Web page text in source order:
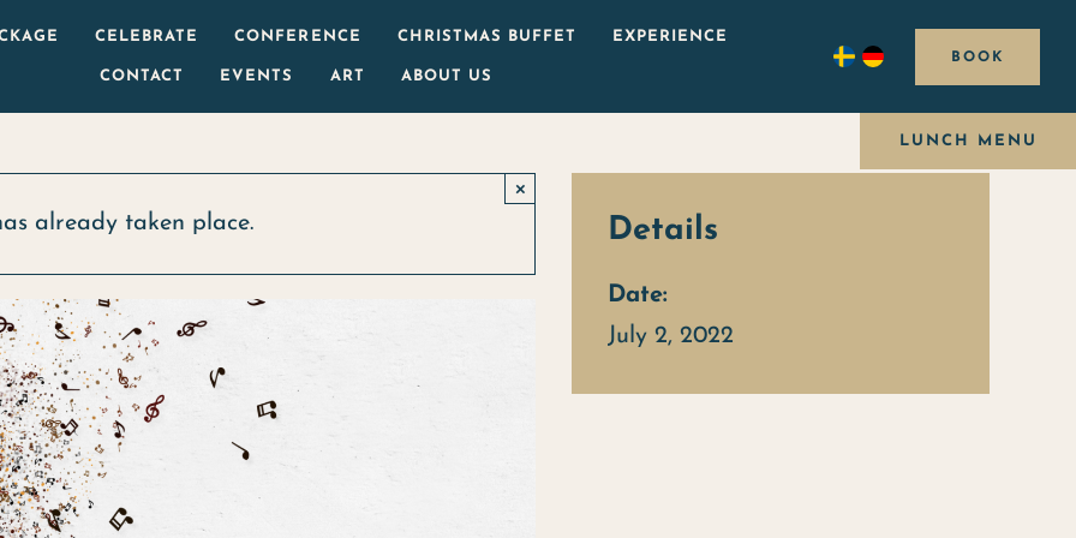
CELEBRATE CONFERENCE CHRISTMAS BUFFET EXPERIENCE
CONTACT EVENTS ART ABOUT US
BOOK
LUNCH MENU
already taken place.
×
Details
Date:
July 2, 2022